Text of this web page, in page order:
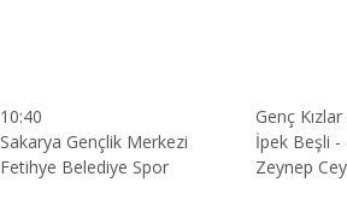
10:40
Genç
Sakarya Gençlik Merkezi
İpek Beşli -
Fetihye Belediye Spor Zeynep